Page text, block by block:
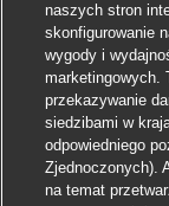
naszych stron
skonfigurowanie
wygody i
marketingowych.
przekazywanie
siedzibami w
odpowiedniego
Zjednoczonych).
na temat